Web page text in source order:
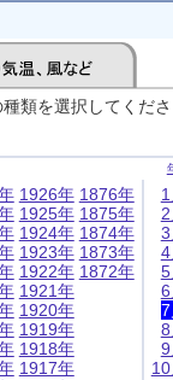
類を選択してくだ
1926年
1925年
1924年
1923年
1922年
1921年
1920年
1919年
1918年
1917年
1876年
1875年
1874年
1873年
1872年